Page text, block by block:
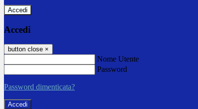
Accedi
Accedi
button close ×
Nome Utente
Password
Password dimenticata?